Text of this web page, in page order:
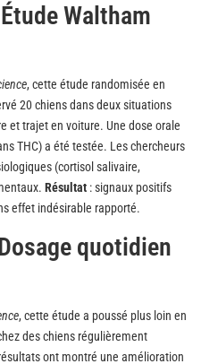
Waltham
, cette étude randomisée en
20 chiens dans deux situations
et trajet en voiture. Une dose orale
THC) a été testée. Les chercheurs
(cortisol salivaire,
Résultat : signaux positifs
effet indésirable rapporté.
quotidien
, cette étude a poussé plus loin en
des chiens régulièrement
ont montré une amélioration